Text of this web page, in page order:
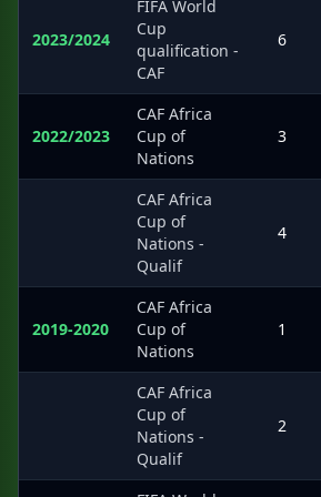
2023/2024
FIFA World
Cup
qualification -
CAF
6
2022/2023
CAF Africa
Cup of
Nations
3
CAF Africa
Cup of
Nations -
Qualif
4
2019-2020
CAF Africa
Cup of
Nations
1
CAF Africa
Cup of
Nations -
Qualif
2